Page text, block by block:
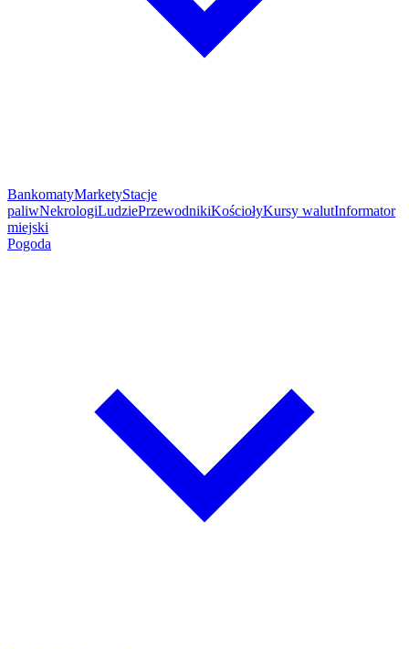
BankomatyMarketyStacje
paliwNekrologiLudziePrzewodnikiKościołyKursy walutInformator
miejski
Pogoda